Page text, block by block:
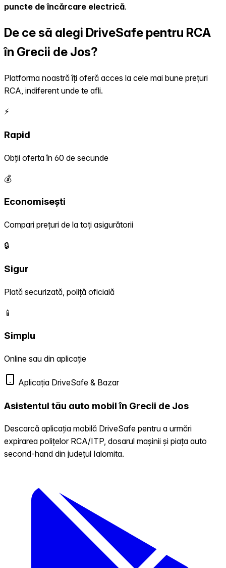
puncte de încărcare electrică.
De ce să alegi DriveSafe pentru RCA
în Grecii de Jos?
Platforma noastră îți oferă acces la cele mai bune prețuri
RCA, indiferent unde te afli.
⚡
Rapid
Obții oferta în 60 de secunde
💰
Economisești
Compari prețuri de la toți asigurătorii
🔒
Sigur
Plată securizată, poliță oficială
📱
Simplu
Online sau din aplicație
Aplicația DriveSafe & Bazar
Asistentul tău auto mobil în Grecii de Jos
Descarcă aplicația mobilă DriveSafe pentru a urmări
expirarea polițelor RCA/ITP, dosarul mașinii și piața auto
second-hand din județul Ialomita.